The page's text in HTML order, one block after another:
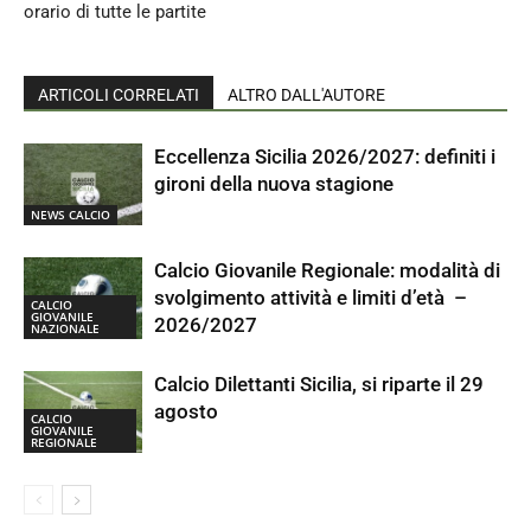
orario di tutte le partite
ARTICOLI CORRELATI ALTRO DALL'AUTORE
NEWS CALCIO
Eccellenza Sicilia 2026/2027: definiti i
gironi della nuova stagione
CALCIO
GIOVANILE
NAZIONALE
Calcio Giovanile Regionale: modalità di
svolgimento attività e limiti d’età –
2026/2027
CALCIO
GIOVANILE
REGIONALE
Calcio Dilettanti Sicilia, si riparte il 29
agosto